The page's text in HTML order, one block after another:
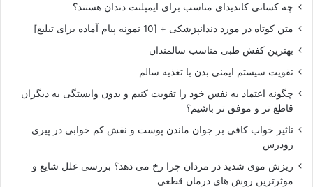
چه کسانی کاندیدای مناسب برای ایمپلنت دندان هستند؟
متن کوتاه در مورد دندانپزشکی + [10 نمونه پیام آماده برای تبلیغ]
بهترین کفش طبی مناسب سالمندان
تقویت سیستم ایمنی بدن با تغذیه سالم
چگونه اعتماد به نفس خود را تقویت کنیم و بدون وابستگی به دیگران
قاطع تر و موفق تر باشیم؟
تاثیر خواب کافی بر جوان ماندن پوست و نقش کم خوابی در پیری
زودرس
ریزش موی شدید در مردان چرا رخ می دهد؟ بررسی علل شایع و
موثرترین روش های درمان قطعی